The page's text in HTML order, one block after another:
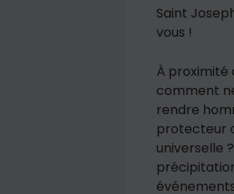
Saint
vous !
À proximité
comment
rendre
protecteur
universelle